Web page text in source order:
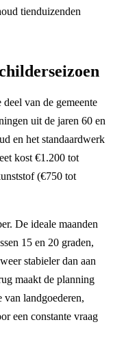
tienduizenden
van de gemeente
uit de jaren 60 en
en het standaardwerk
kost €1.200 tot
(€750 tot
De ideale maanden
15 en 20 graden,
stabieler dan aan
maakt de planning
landgoederen,
een constante vraag